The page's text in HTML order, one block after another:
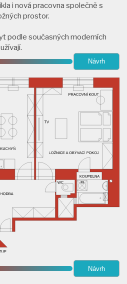
i nová pracovna společně s
prostor.
podle současných moderních
Návrh
Návrh